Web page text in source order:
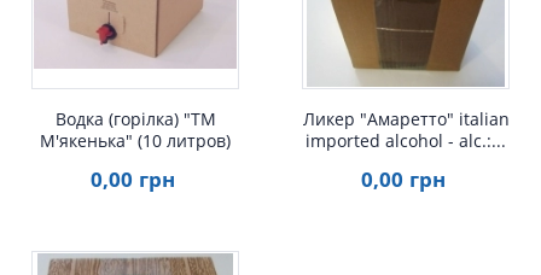
Водка (горілка) "ТМ
М'якенька" (10 литров)
0,00 грн
Ликер "Амаретто" italian
imported alcohol - alc.:...
0,00 грн